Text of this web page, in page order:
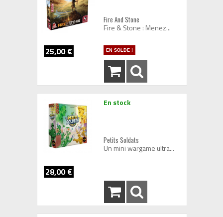
Fire And Stone
Fire & Stone : Menez...
EN SOLDE !
25,00 €
En stock
Petits Soldats
Un mini wargame ultra...
28,00 €